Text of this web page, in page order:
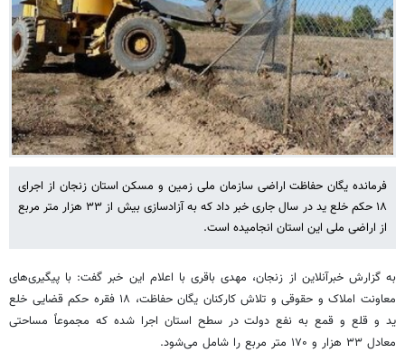
فرمانده یگان حفاظت اراضی سازمان ملی زمین و مسکن استان زنجان از اجرای
۱۸ حکم خلع ید در سال جاری خبر داد که به آزادسازی بیش از ۳۳ هزار متر مربع
از اراضی ملی این استان انجامیده است.
به گزارش خبرآنلاین از زنجان، مهدی باقری با اعلام این خبر گفت: با پیگیری‌های
معاونت املاک و حقوقی و تلاش کارکنان یگان حفاظت، ۱۸ فقره حکم قضایی خلع
ید و قلع و قمع به نفع دولت در سطح استان اجرا شده که مجموعاً مساحتی
معادل ۳۳ هزار و ۱۷۰ متر مربع را شامل می‌شود.